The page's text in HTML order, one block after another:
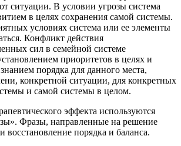
ситуации. В условии угрозы система
в целях сохранения самой системы.
условиях система или ее элементы
Конфликт действия
сил в семейной системе
приоритетов в целях и
порядка для данного места,
конкретной ситуации, для конкретных
и самой системы в целом.
эффекта используются
Фразы, направленные на решение
восстановление порядка и баланса.